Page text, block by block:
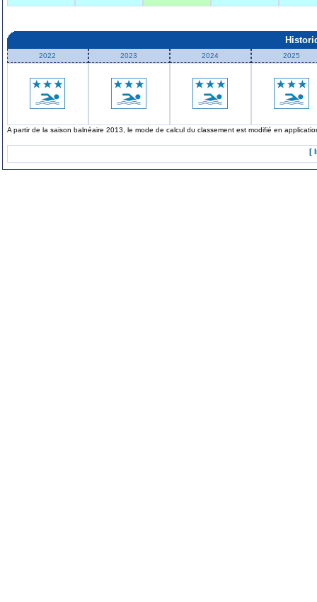
2022 2023 2024 2025
A partir de la saison balnéaire 2013, le mode de calcul du classement est modifié en
[